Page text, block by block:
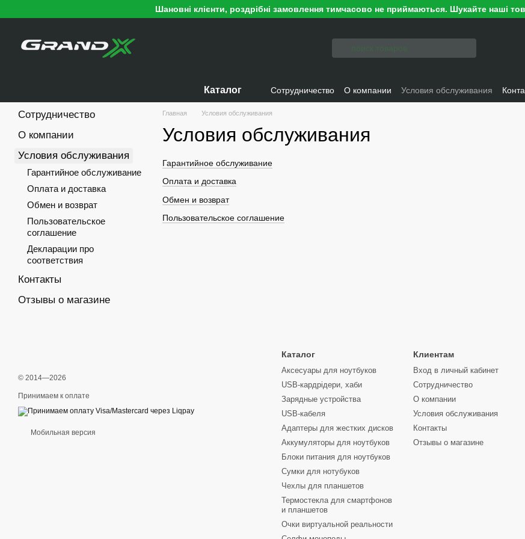
Шановні клієнти, роздрібні замовлення тимчасово не приймаються. Шукайте наші
Каталог Сотрудничество О компании Условия обслуживания
Главная Условия обслуживания
Условия обслуживания
Гарантийное обслуживание
Оплата и доставка
Обмен и возврат
Пользовательское соглашение
Сотрудничество
О компании
Условия обслуживания
Гарантийное обслуживание
Оплата и доставка
Обмен и возврат
Пользовательское
соглашение
Декларации про
соответствия
Контакты
Отзывы о магазине
© 2014—2026
Принимаем к оплате
Мобильная версия
Каталог
Аксесуары для ноутбуков
USB-кардрідери, хаби
Зарядные устройства
USB-кабеля
Адаптеры для жестких дисков
Аккумуляторы для ноутбуков
Блоки питания для ноутбуков
Сумки для нотубуков
Чехлы для планшетов
Термостекла для смартфонов
и планшетов
Очки виртуальной реальности
Клиентам
Вход в личный кабинет
Сотрудничество
О компании
Условия обслуживания
Контакты
Отзывы о магазине